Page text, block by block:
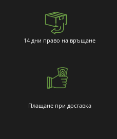
14 дни право на връщане
Плащане при доставка